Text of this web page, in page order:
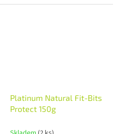
Platinum Natural Fit-Bits
Protect 150g